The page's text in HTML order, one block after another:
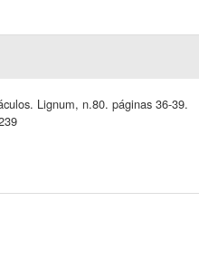
Lignum, n.80. páginas 36-39.